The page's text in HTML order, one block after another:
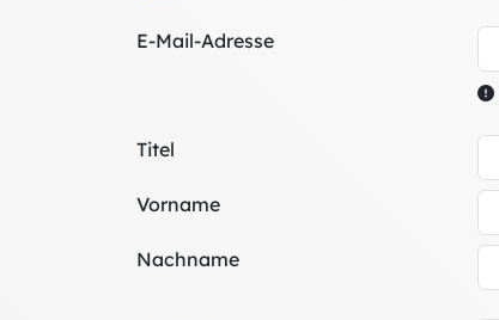
E-Mail-Adresse
Titel
Vorname
Nachname